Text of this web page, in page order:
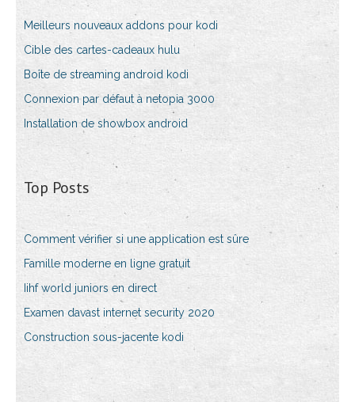
Meilleurs nouveaux addons pour kodi
Cible des cartes-cadeaux hulu
Boîte de streaming android kodi
Connexion par défaut à netopia 3000
Installation de showbox android
Top Posts
Comment vérifier si une application est sûre
Famille moderne en ligne gratuit
Iihf world juniors en direct
Examen davast internet security 2020
Construction sous-jacente kodi